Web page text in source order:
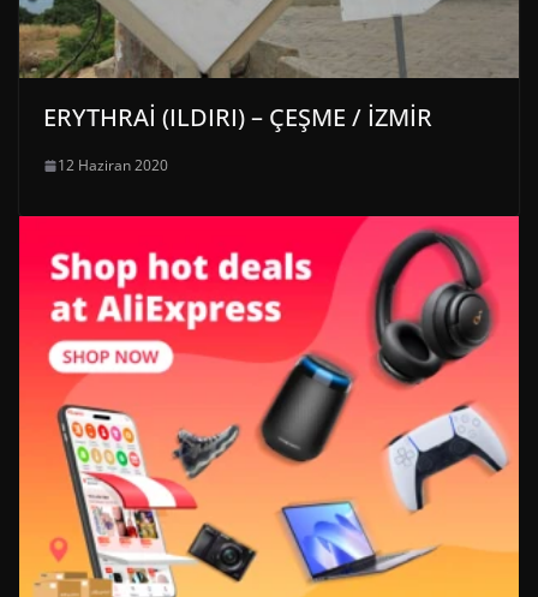
ERYTHRAİ (ILDIRI) – ÇEŞME / İZMİR
12 Haziran 2020